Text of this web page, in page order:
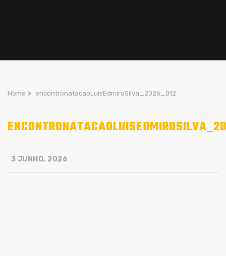
Home > encontronatacaoLuisEdmiroSilva_2026_012
3 JUNHO, 2026